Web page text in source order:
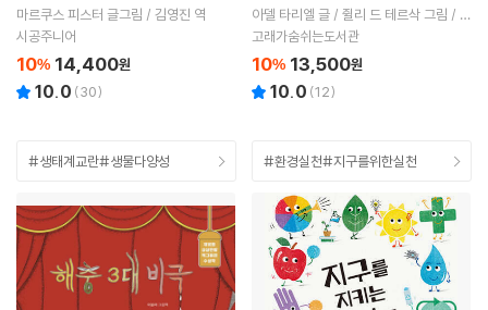
마르쿠스 피스터 글그림 / 김영진 역
시공주니어
10% 14,400원
10.0 (30)
아델 타리엘 글 / 쥘리 드 테르삭 그림 / 김
주영 역
고래가숨쉬는도서관
10% 13,500원
10.0 (12)
#생태계교란#생물다양성 #환경실천#지구를위한실천